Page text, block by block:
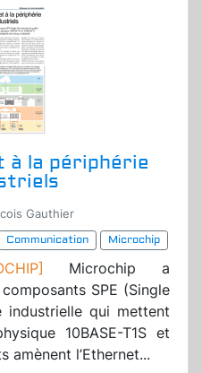
à la périphérie
Gauthier
Communication
Microchip
Microchip a
SPE (Single
industrielle qui mettent
10BASE-T1S et
amènent l’Ethernet...